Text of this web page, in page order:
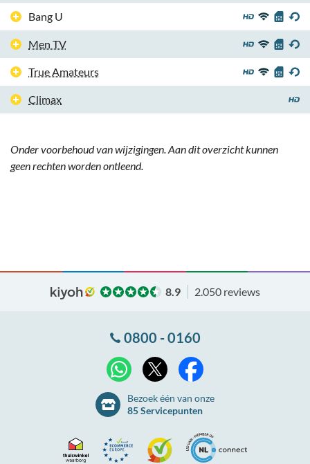
Bang U
Men TV
True Amateurs
Climax
Onder voorbehoud van wijzigingen. Aan dit overzicht kunnen
geen rechten worden ontleend.
8.9 2.050 reviews
0800 - 0160
WhatsApp
Bezoek één van onze
85 Servicepunten